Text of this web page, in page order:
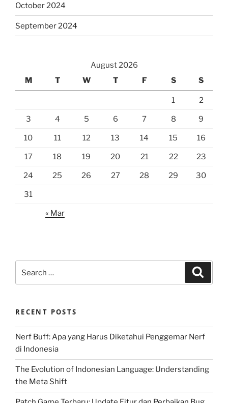
October 2024
September 2024
August 2026
M
T W T F S S
1 2
3 4 5 6 7 8 9
10 11 12 13 14 15 16
17 18 19 20 21 22 23
24 25 26 27 28 29 30
31
« Mar
for:
RECENT POSTS
Nerf Buff: Apa yang Harus Diketahui Penggemar Nerf
di Indonesia
The Evolution of Indonesian Language: Understanding
the Meta Shift